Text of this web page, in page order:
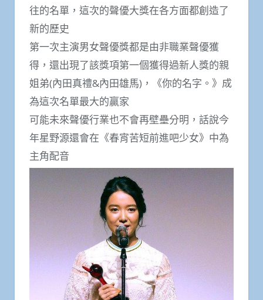
往的名單，這次的聲優大獎在各方面都創造了
新的歷史
第一次主演男女聲優獎都是由非職業聲優獲
得，還出現了該獎項第一個獲得過新人獎的親
姐弟(內田真禮&內田雄馬)，《你的名字。》成
為這次名單最大的贏家
可能未來聲優行業也不會再壁壘分明，話說今
年星野源還會在《春宵苦短前進吧少女》中為
主角配音